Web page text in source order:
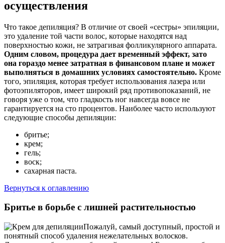
осуществления
Что такое депиляция? В отличие от своей «сестры» эпиляции,
это удаление той части волос, которые находятся над
поверхностью кожи, не затрагивая фолликулярного аппарата.
Одним словом, процедура дает временный эффект, зато
она гораздо менее затратная в финансовом плане и может
выполняться в домашних условиях самостоятельно. Кроме
того, эпиляция, которая требует использования лазера или
фотоэпиляторов, имеет широкий ряд противопоказаний, не
говоря уже о том, что гладкость ног навсегда вовсе не
гарантируется на сто процентов. Наиболее часто используют
следующие способы депиляции:
бритье;
крем;
гель;
воск;
сахарная паста.
Вернуться к оглавлению
Бритье в борьбе с лишней растительностью
Пожалуй, самый доступный, простой и
понятный способ удаления нежелательных волосков.